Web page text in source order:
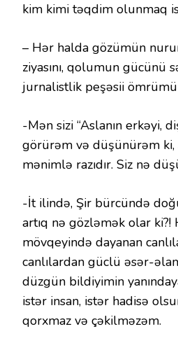
kim kimi təqdim olunmaq
– Hər halda gözümün
ziyasını, qolumun gücünü
jurnalistlik peşəsii
-Mən sizi “Aslanın erkəyi,
görürəm və düşünürəm ki,
mənimlə razıdır. Siz nə
-İt ilində, Şir bürcündə
artıq nə gözləmək olar
mövqeyində dayanan
canlılardan güclü əsər-
düzgün bildiyimin
istər insan, istər hadisə
qorxmaz və çəkilməzəm.